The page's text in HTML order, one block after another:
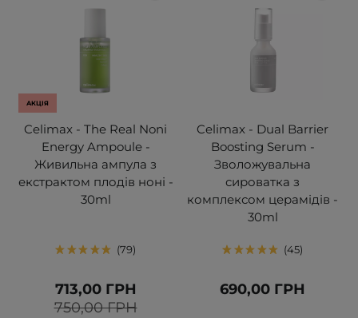
АКЦІЯ
Celimax - The Real Noni
Energy Ampoule -
Живильна ампула з
екстрактом плодів ноні -
30ml
79
750,00 ГРН
713,00 ГРН
Celimax - Dual Barrier
Boosting Serum -
Зволожувальна
сироватка з
комплексом церамідів -
30ml
45
690,00 ГРН